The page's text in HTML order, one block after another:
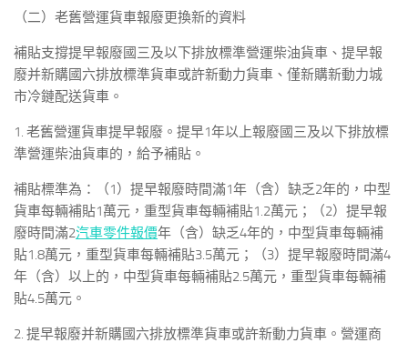
（二）老舊營運貨車報廢更換新的資料
補貼支撐提早報廢國三及以下排放標準營運柴油貨車、提早報
廢并新購國六排放標準貨車或許新動力貨車、僅新購新動力城
市冷鏈配送貨車。
1. 老舊營運貨車提早報廢。提早1年以上報廢國三及以下排放標
準營運柴油貨車的，給予補貼。
補貼標準為：（1）提早報廢時間滿1年（含）缺乏2年的，中型
貨車每輛補貼1萬元，重型貨車每輛補貼1.2萬元；（2）提早報
廢時間滿2汽車零件報價年（含）缺乏4年的，中型貨車每輛補
貼1.8萬元，重型貨車每輛補貼3.5萬元；（3）提早報廢時間滿4
年（含）以上的，中型貨車每輛補貼2.5萬元，重型貨車每輛補
貼4.5萬元。
2. 提早報廢并新購國六排放標準貨車或許新動力貨車。營運商